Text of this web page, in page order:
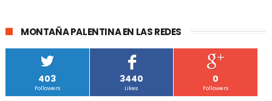
MONTAÑA PALENTINA EN LAS REDES
403
Followers
3440
Likes
0
Followers